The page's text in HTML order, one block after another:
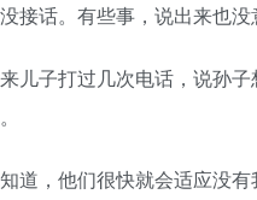
话。有些事，说出来也没
子打过几次电话，说孙子
，他们很快就会适应没有